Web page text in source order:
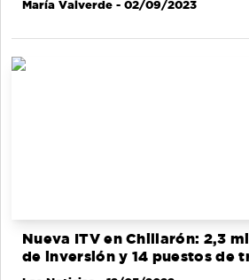
María Valverde - 02/09/2023
Nueva ITV en Chillarón: 2,3
de inversión y 14 puestos de